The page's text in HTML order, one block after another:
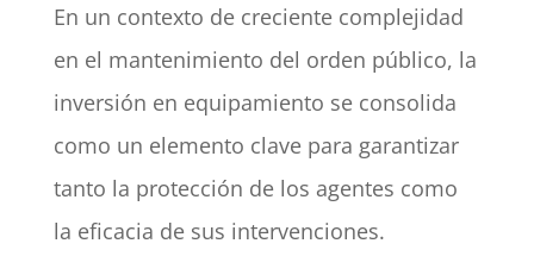
En un contexto de creciente complejidad
en el mantenimiento del orden público, la
inversión en equipamiento se consolida
como un elemento clave para garantizar
tanto la protección de los agentes como
la eficacia de sus intervenciones.